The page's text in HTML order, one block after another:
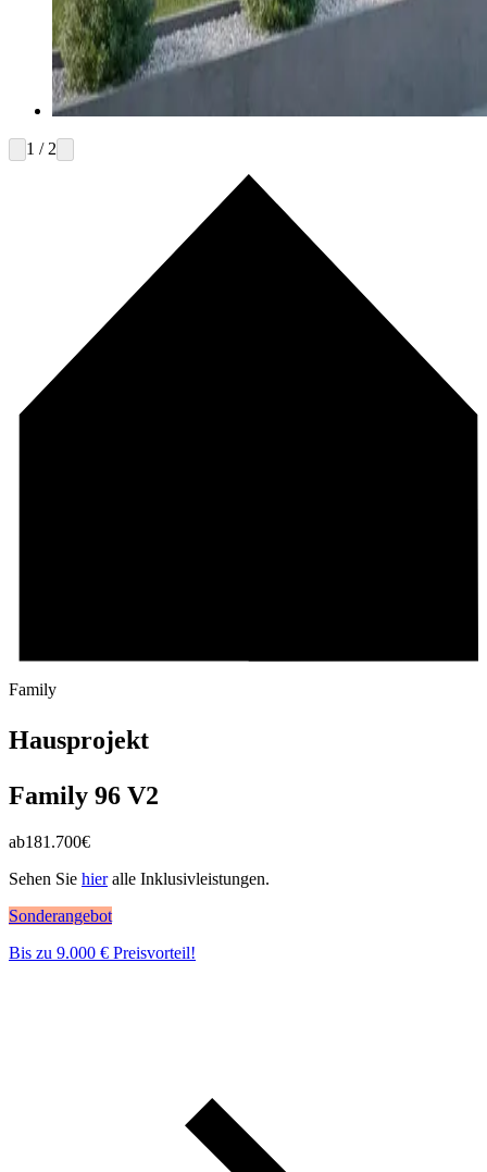
1 / 2
Family
Hausprojekt
Family 96 V2
ab181.700€
Sehen Sie hieralle Inklusivleistungen.
Sonderangebot
Bis zu 9.000 € Preisvorteil!